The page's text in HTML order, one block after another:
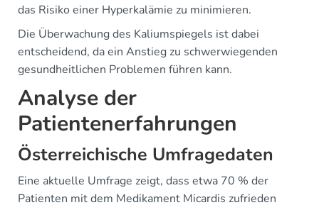
das Risiko einer Hyperkalämie zu minimieren.
Die Überwachung des Kaliumspiegels ist dabei
entscheidend, da ein Anstieg zu schwerwiegenden
gesundheitlichen Problemen führen kann.
Analyse der
Patientenerfahrungen
Österreichische Umfragedaten
Eine aktuelle Umfrage zeigt, dass etwa 70 % der
Patienten mit dem Medikament Micardis zufrieden